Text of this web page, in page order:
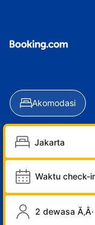
Akomodasi
Waktu check-
2 dewasa